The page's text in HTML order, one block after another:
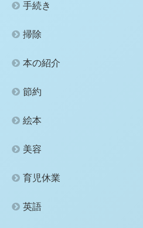
手続き
掃除
本の紹介
節約
絵本
美容
育児休業
英語